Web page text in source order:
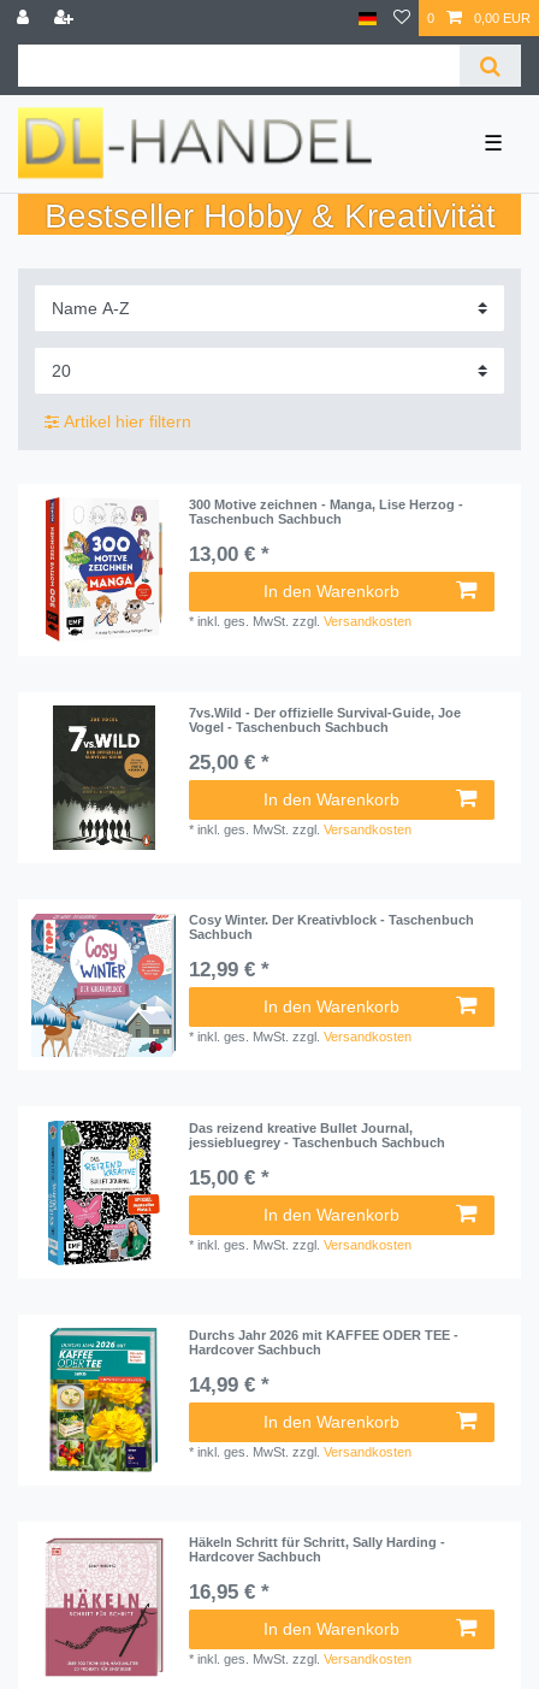
0 0,00 EUR
☰
Bestseller Hobby & Kreativität
Artikel hier filtern
300 Motive zeichnen - Manga, Lise Herzog -
Taschenbuch Sachbuch
13,00 € *
In den Warenkorb
*inkl. ges. MwSt. zzgl.Versandkosten
7vs.Wild - Der offizielle Survival-Guide, Joe
Vogel - Taschenbuch Sachbuch
25,00 € *
In den Warenkorb
*inkl. ges. MwSt. zzgl.Versandkosten
Cosy Winter. Der Kreativblock - Taschenbuch
Sachbuch
12,99 € *
In den Warenkorb
*inkl. ges. MwSt. zzgl.Versandkosten
Das reizend kreative Bullet Journal,
jessiebluegrey - Taschenbuch Sachbuch
15,00 € *
In den Warenkorb
*inkl. ges. MwSt. zzgl.Versandkosten
Durchs Jahr 2026 mit KAFFEE ODER TEE -
Hardcover Sachbuch
14,99 € *
In den Warenkorb
*inkl. ges. MwSt. zzgl.Versandkosten
Häkeln Schritt für Schritt, Sally Harding -
Hardcover Sachbuch
16,95 € *
In den Warenkorb
*inkl. ges. MwSt. zzgl.Versandkosten